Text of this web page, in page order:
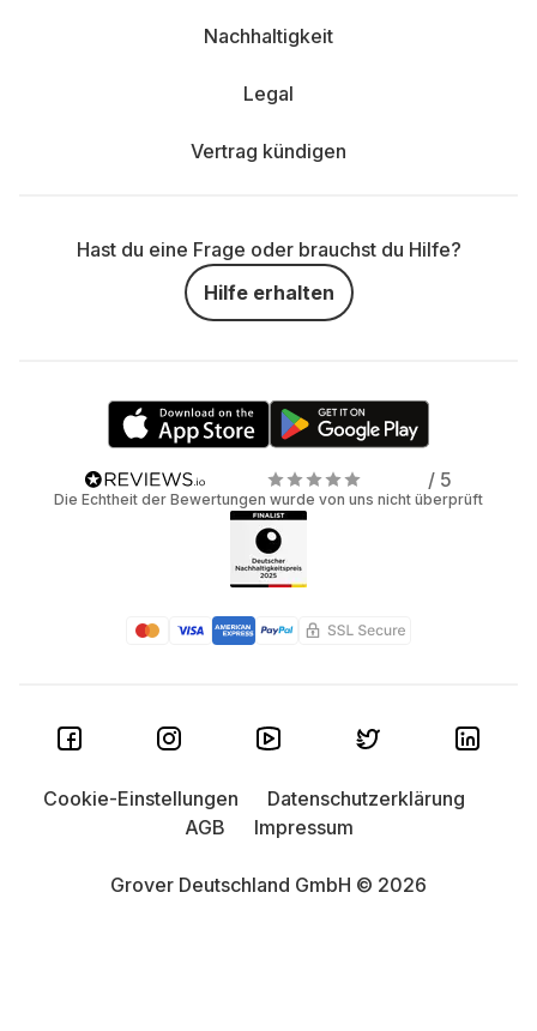
Nachhaltigkeit
Legal
Vertrag kündigen
Hast du eine Frage oder brauchst du Hilfe?
Hilfe erhalten
/ 5
Die Echtheit der Bewertungen wurde von uns nicht überprüft
Grover Deutschland GmbH © 2026
Cookie-Einstellungen
Datenschutzerklärung
AGB
Impressum